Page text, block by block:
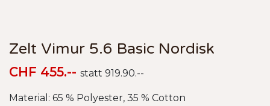
Zelt Vimur 5.6 Basic Nordisk
CHF 455.-- statt 919.90.--
Material: 65 % Polyester, 35 % Cotton